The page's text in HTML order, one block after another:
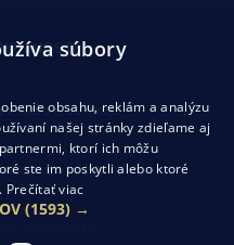
v našom obchode
od Heureka
súbory
obsahu, reklám a analýzu
našej stránky zdieľame aj
ktorí ich môžu
ste im poskytli alebo ktoré
Prečítať viac
(1593) →